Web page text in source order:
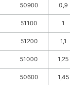
50900 0,9
51100 1
51200 1,1
51000 1,25
50600 1,45